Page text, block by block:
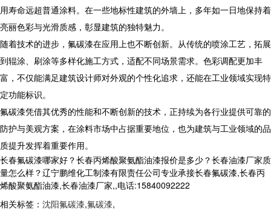
用寿命远超普通涂料。在一些地标性建筑的外墙上，多年如一日地保持着
亮丽色彩与光滑质感，彰显建筑的独特魅力。
​ 随着技术的进步，氟碳漆在应用上也不断创新。从传统的喷涂工艺，拓展
到辊涂、刷涂等多样化施工方式，适配不同场景需求。色彩调配更加丰
富，不仅能满足建筑设计师对外观的个性化追求，还能在工业领域实现特
定功能标识。​
氟碳漆凭借其优秀的性能和不断创新的技术，正持续为各行业提供可靠的
防护与美观方案，在涂料市场中占据重要地位，也为建筑与工业领域的品
质提升发挥着重要作用。
长春氟碳漆哪家好？长春丙烯酸聚氨酯油漆报价是多少？长春油漆厂家质
量怎么样？辽宁鹏维化工制漆有限责任公司专业承接长春氟碳漆,长春丙
烯酸聚氨酯油漆,长春油漆厂家,,电话:15840092222
相关标签： 沈阳氟碳漆,氟碳漆,